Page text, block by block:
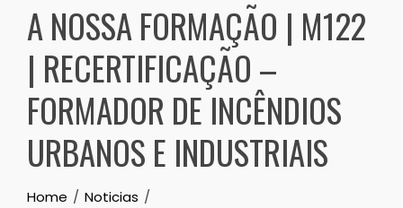
A NOSSA FORMAÇÃO | M122
| RECERTIFICAÇÃO –
FORMADOR DE INCÊNDIOS
URBANOS E INDUSTRIAIS
Home
Noticias